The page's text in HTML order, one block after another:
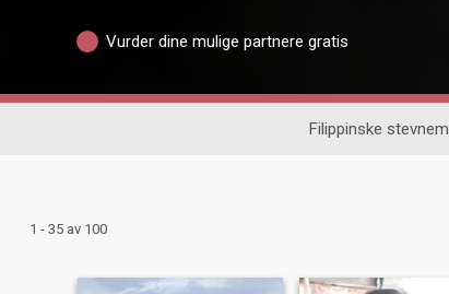
Vurder dine mulige partnere gratis
Filippinske
1 - 35 av 100